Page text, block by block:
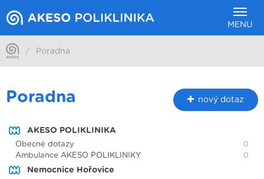
MENU
/ Poradna
Poradna nový dotaz
AKESO POLIKLINIKA
Obecné dotazy 0
Ambulance AKESO POLIKLINIKY 0
Nemocnice Hořovice